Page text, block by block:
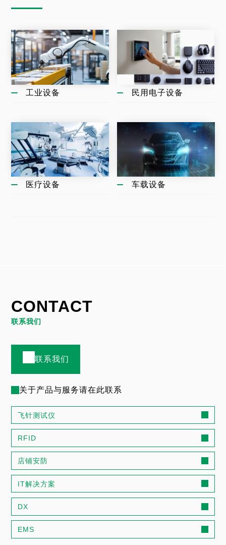
工业设备 民用电子设备
医疗设备 车载设备
CONTACT
联系我们
联系我们
关于产品与服务请在此联系
飞针测试仪
RFID
店铺安防
IT解决方案
DX
EMS